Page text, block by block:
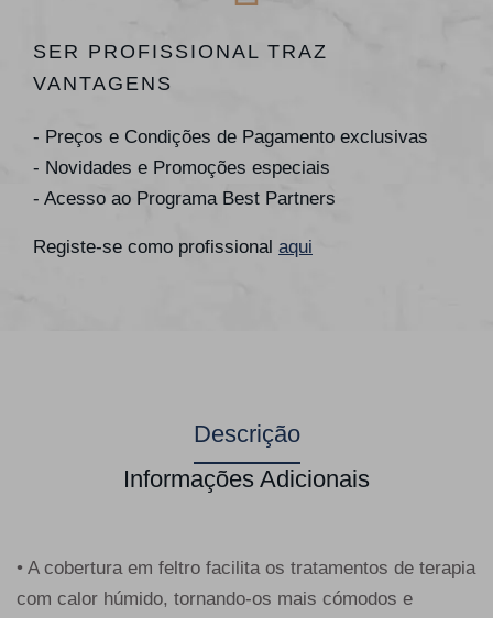
SER PROFISSIONAL TRAZ
VANTAGENS
- Preços e Condições de Pagamento exclusivas
- Novidades e Promoções especiais
- Acesso ao Programa Best Partners
Registe-se como profissional aqui
Descrição
Informações Adicionais
• A cobertura em feltro facilita os tratamentos de terapia
com calor húmido, tornando-os mais cómodos e